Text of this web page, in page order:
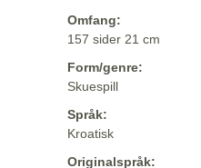
Omfang:
157 sider 21 cm
Form/genre:
Skuespill
Språk:
Kroatisk
Originalspråk: